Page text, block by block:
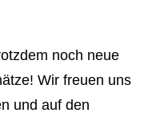
noch neue
Wir freuen uns
und auf den